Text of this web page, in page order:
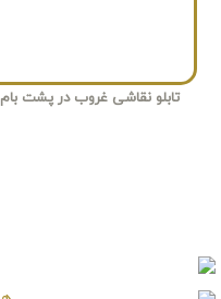
تابلو نقاشی غروب در پشت بام